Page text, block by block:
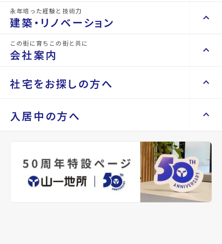
space_dashboard
エリアから探す
space_dashboard
土地を探す
エリアから探す
train
路線から探す
事業用・投資用を探す keyboard_arrow_right
不動産をお持ちの方へ keyboard_arrow_right
山一地所の賃貸管理
不動産を貸すまでの流れ
空き家サポートサービス
不動産を売却したい keyboard_arrow_right
相続相談をしたい keyboard_arrow_right
不動産に投資したい keyboard_arrow_right
永年培った経験と技術力
建築・リノベーション keyboard_arrow_up
建築・リノベーション keyboard_arrow_right
Renotta（リノッタ） keyboard_arrow_right
この街に育ちこの街と共に
会社案内 keyboard_arrow_up
会社案内 keyboard_arrow_right
会社概要・沿革 keyboard_arrow_right
keyboard_arrow_right
パーパス keyboard_arrow_right
CM紹介
社宅をお探しの方へ keyboard_arrow_up
社宅をお探しの方へ keyboard_arrow_right
keyboard_arrow_right
レンタルオフィス keyboard_arrow_right
貸会議室 keyboard_arrow_right
open_in_new
入居中の方へ keyboard_arrow_up
keyboard_arrow_right
退去される方へ keyboard_arrow_right
※準備中 住まいのしおり（PDF）
物件名 コンフォルト支倉
所在地
分
仙台市営バス バス停『市民会館前』から
グーグルマップでみる open_in_new
種別
賃貸マン
ション
築年月
2005
年03月
間取り内訳
洋室